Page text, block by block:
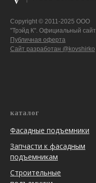
Copyright © 2011-2025 ООО
"Трэйд К". Официальный сайт.
Публичная оферта
Сайт разработан @kovshirko
каталог
Фасадные подъемники
Запчасти к фасадным
подъемникам
Строительные